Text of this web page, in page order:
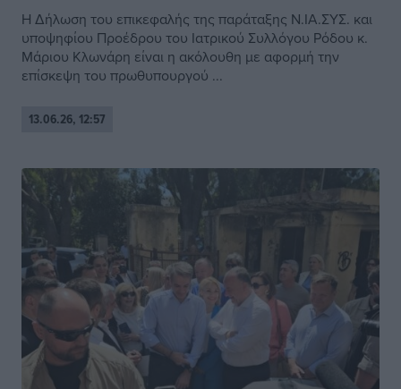
Η Δήλωση του επικεφαλής της παράταξης Ν.ΙΑ.ΣΥΣ. και
υποψηφίου Προέδρου του Ιατρικού Συλλόγου Ρόδου κ.
Μάριου Κλωνάρη είναι η ακόλουθη με αφορμή την
επίσκεψη του πρωθυπουργού ...
13.06.26, 12:57